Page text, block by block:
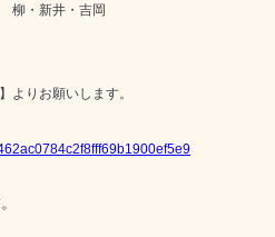
柳・新井・吉岡
よりお願いします。